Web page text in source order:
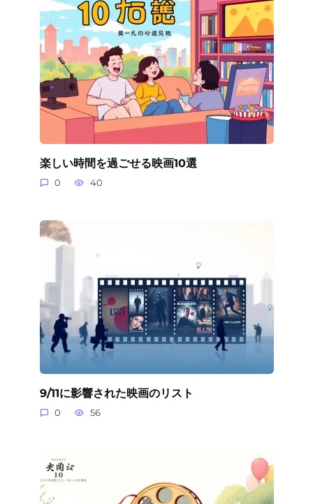
楽しい時間を過ごせる映画10選
0 40
9/11に影響された映画のリスト
0 56